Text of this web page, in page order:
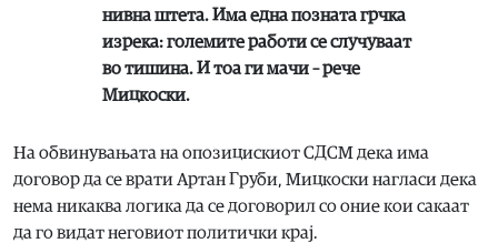
нивна штета. Има една позната грчка
изрека: големите работи се случуваат
во тишина. И тоа ги мачи – рече
Мицкоски.
На обвинувањата на опозицискиот СДСМ дека има
договор да се врати Артан Груби, Мицкоски нагласи дека
нема никаква логика да се договорил со оние кои сакаат
да го видат неговиот политички крај.